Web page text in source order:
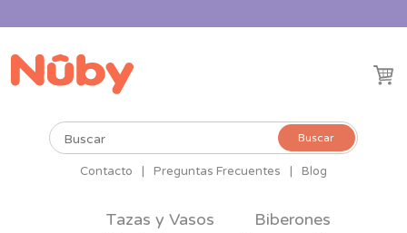
Buscar
Buscar
Contacto Preguntas Frecuentes Blog
Tazas y Vasos
Biberones